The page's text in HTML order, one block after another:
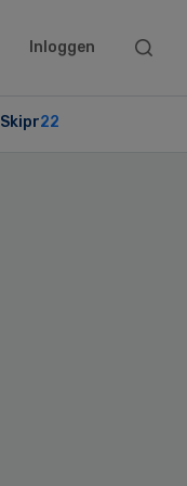
Inloggen
Search
Skipr22